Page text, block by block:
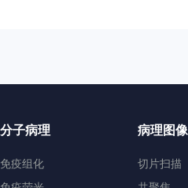
分子病理
免疫组化
病理图像
切片扫描